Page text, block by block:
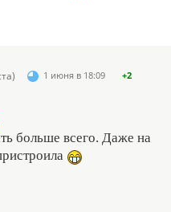
1 июня в 18:09 +2
больше всего. Даже на